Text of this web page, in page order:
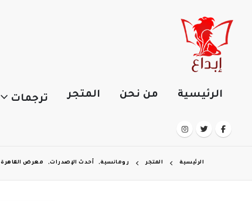
الرئيسية من نحن المتجر ترجمات
الرئيسية المتجر رومانسية, أحدث الإصدرات, معرض القاهرة 2026